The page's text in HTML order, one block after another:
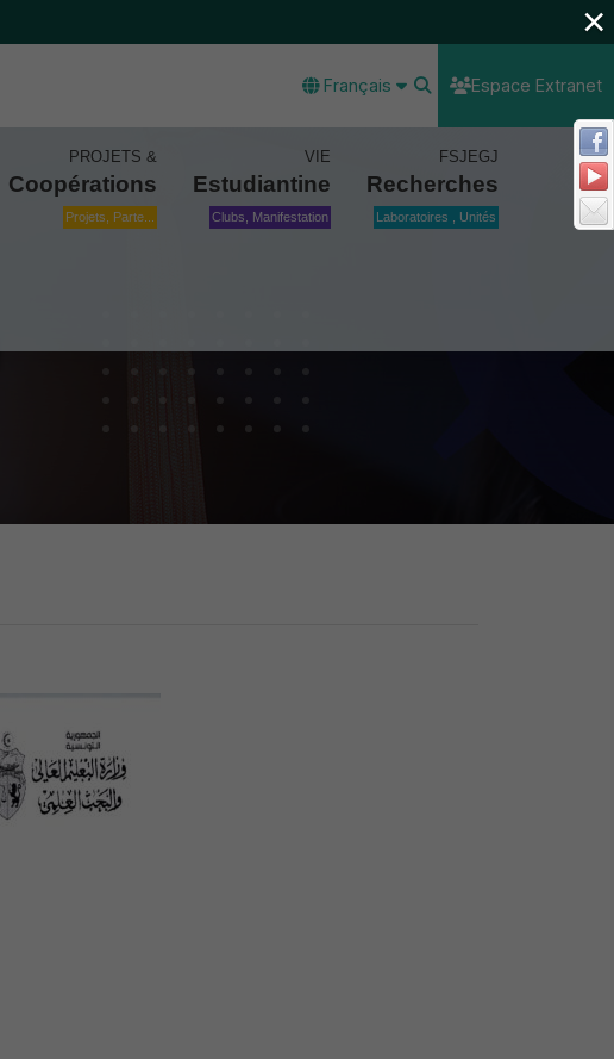
Français Espace Extranet
PROJETS &
Coopérations
Projets, Parte...
VIE
Estudiantine
Clubs, Manifestation
FSJEGJ
Recherches
Laboratoires , Unités
×